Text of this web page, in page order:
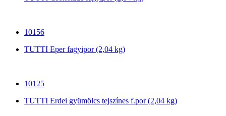
10156
TUTTI Eper fagyipor (2,04 kg)
10125
TUTTI Erdei gyümölcs tejszínes f.por (2,04 kg)